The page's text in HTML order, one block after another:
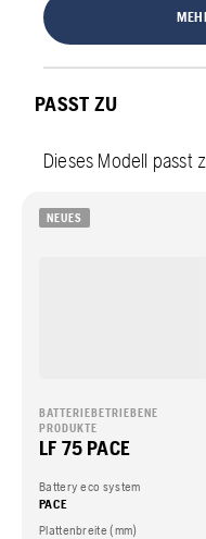
PASST ZU
Dieses Modell passt
NEUES
BATTERIEBETRIEBENE
PRODUKTE
LF 75 PACE
Battery eco system
PACE
Plattenbreite (mm)